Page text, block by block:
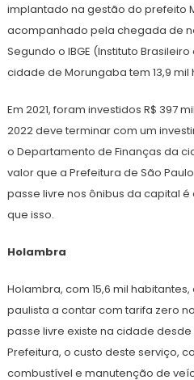
implantado na gestão do prefeito
acompanhado pela chegada de
Segundo o IBGE (Instituto
cidade de Morungaba tem 13,9 mil
Em 2021, foram investidos R$ 397
2022 deve terminar com um
o Departamento de Finanças da
valor que a Prefeitura de São
passe livre nos ônibus da capital
que isso.
Holambra
Holambra, com 15,6 mil
paulista a contar com tarifa zero
passe livre existe na cidade desde
Prefeitura, o custo deste serviço,
combustível e manutenção de